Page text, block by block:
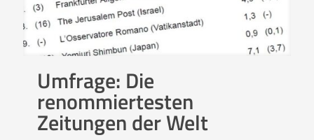
Umfrage: Die
renommiertesten
Zeitungen der Welt